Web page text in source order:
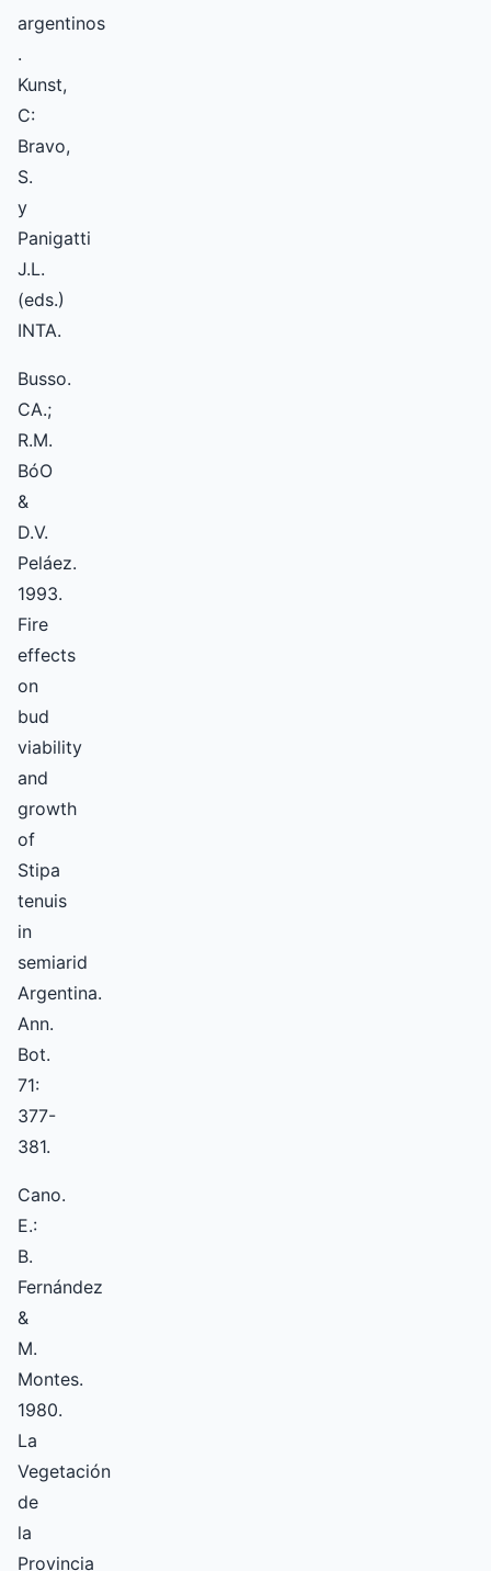
argentinos
.
Kunst,
C:
Bravo,
S.
y
Panigatti
J.L.
(eds.)
INTA.
Busso.
CA.;
R.M.
BóO
&
D.V.
Peláez.
1993.
Fire
effects
on
bud
viability
and
growth
of
Stipa
tenuis
in
semiarid
Argentina.
Ann.
Bot.
71:
377-
381.
Cano.
E.:
B.
Fernández
&
M.
Montes.
1980.
La
Vegetación
de
la
Provincia